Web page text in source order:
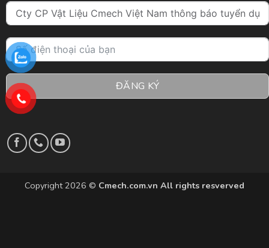
ĐĂNG KÝ
Copyright 2026 © Cmech.com.vn All rights resverved